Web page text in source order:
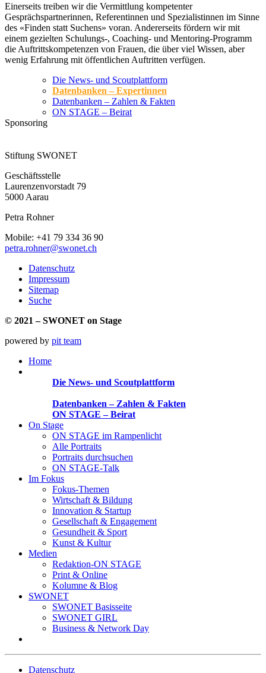
Einerseits treiben wir die Vermittlung kompetenter
Gesprächspartnerinnen, Referentinnen und Spezialistinnen im Sinne
des «Finden statt Suchens» voran. Andererseits fördern wir mit
einem gezielten Schulungs-, Coaching- und Mentoring-Programm
die Auftrittskompetenzen von Frauen, die über viel Wissen, aber
wenig Erfahrung mit öffentlichen Auftritten verfügen.
Die News- und Scoutplattform
Datenbanken – Expertinnen
Datenbanken – Zahlen & Fakten
ON STAGE – Beirat
Sponsoring
Stiftung SWONET
Geschäftsstelle
Laurenzenvorstadt 79
5000 Aarau
Petra Rohner
Mobile: +41 79 334 36 90
petra.rohner@swonet.ch
Datenschutz
Impressum
Sitemap
Suche
© 2021 – SWONET on Stage
powered by pit team
Home
Die News- und Scoutplattform
Datenbanken – Zahlen & Fakten
ON STAGE – Beirat
On Stage
ON STAGE im Rampenlicht
Alle Portraits
Portraits durchsuchen
ON STAGE-Talk
Im Fokus
Fokus-Themen
Wirtschaft & Bildung
Innovation & Startup
Gesellschaft & Engagement
Gesundheit & Sport
Kunst & Kultur
Medien
Redaktion-ON STAGE
Print & Online
Kolumne & Blog
SWONET
SWONET Basisseite
SWONET GIRL
Business & Network Day
Datenschutz